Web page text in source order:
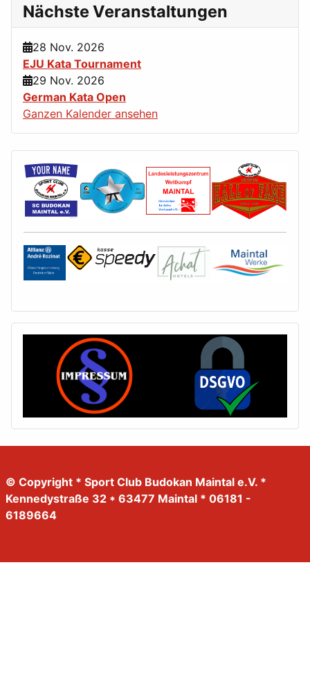
Nächste Veranstaltungen
28 Nov. 2026
EJU Kata Tournament
29 Nov. 2026
German Kata Open
Ganzen Kalender ansehen
© Copyright * Sport Club Budokan Maintal e.V. *
Kennedystraße 32 * 63477 Maintal * 06181 -
6189664